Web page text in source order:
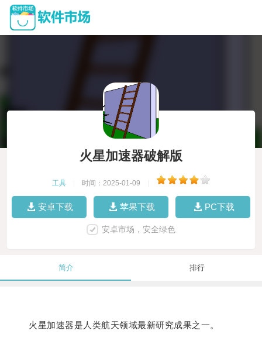
火星加速器破解版
工具 时间：2025-01-09
安卓下载 苹果下载 PC下载
安卓市场，安全绿色
简介 排行
火星加速器是人类航天领域最新研究成果之一。